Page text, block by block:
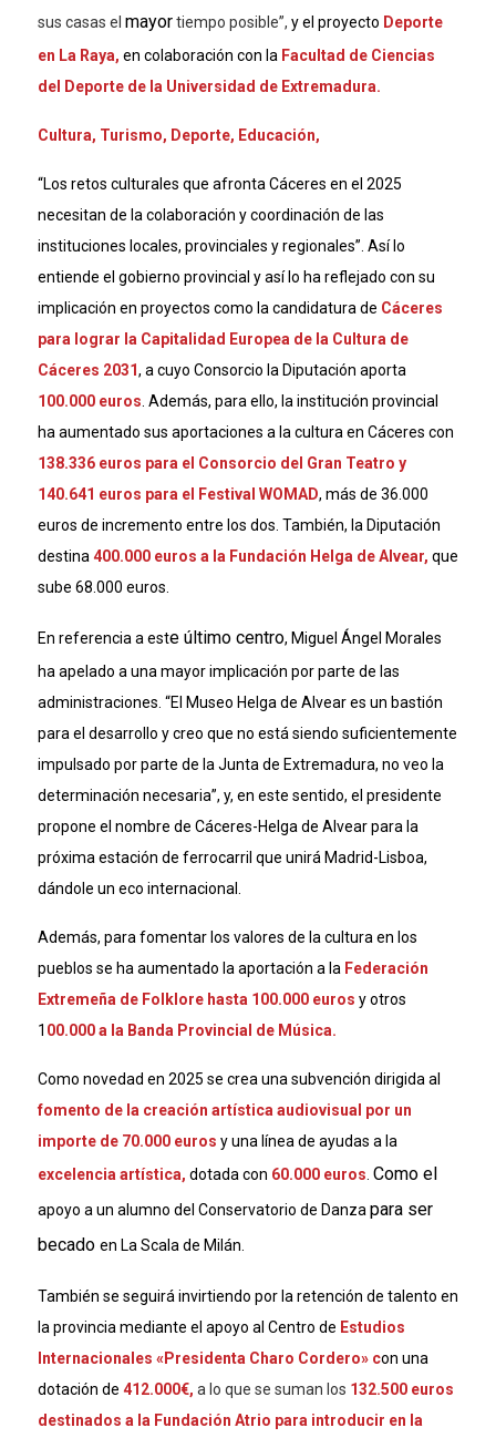
sus casas el mayortiempo posible”, y el proyecto Deporte
en La Raya, en colaboración con la Facultad de Ciencias
del Deporte de la Universidad de Extremadura.
Cultura, Turismo, Deporte, Educación,
“Los retos culturales que afronta Cáceres en el 2025
necesitan de la colaboración y coordinación de las
instituciones locales, provinciales y regionales”. Así lo
entiende el gobierno provincial y así lo ha reflejado con su
implicación en proyectos como la candidatura de Cáceres
para lograr la Capitalidad Europea de la Cultura de
Cáceres 2031, a cuyo Consorcio la Diputación aporta
100.000 euros. Además, para ello, la institución provincial
ha aumentado sus aportaciones a la cultura en Cáceres con
138.336 euros para el Consorcio del Gran Teatro y
140.641 euros para el Festival WOMAD, más de 36.000
euros de incremento entre los dos. También, la Diputación
destina400.000 euros a la Fundación Helga de Alvear, que
sube 68.000 euros.
En referencia a este último centro, Miguel Ángel Morales
ha apelado a una mayor implicación por parte de las
administraciones. “El Museo Helga de Alvear es un bastión
para el desarrollo y creo que no está siendo suficientemente
impulsado por parte de la Junta de Extremadura, no veo la
determinación necesaria”, y, en este sentido, el presidente
propone el nombre de Cáceres-Helga de Alvear para la
próxima estación de ferrocarril que unirá Madrid-Lisboa,
dándole un eco internacional.
Además, para fomentar los valores de la cultura en los
pueblos se ha aumentado la aportación a la Federación
Extremeña de Folklore hasta 100.000 euros y otros
1 00.000 a la Banda Provincial de Música.
Como novedad en 2025 se crea una subvención dirigida al
fomento de la creación artística audiovisual por un
importe de 70.000 euros y una línea de ayudas a la
excelencia artística, dotada con 60.000 euros. Como el
apoyo a un alumno del Conservatorio de Danzapara ser
becado en La Scala de Milán.
También se seguirá invirtiendo por la retención de talento en
la provincia mediante el apoyo al Centro de Estudios
Internacionales «Presidenta Charo Cordero» con una
dotación de 412.000€, a lo que se suman los 132.500 euros
destinados a la Fundación Atrio para introducir en la